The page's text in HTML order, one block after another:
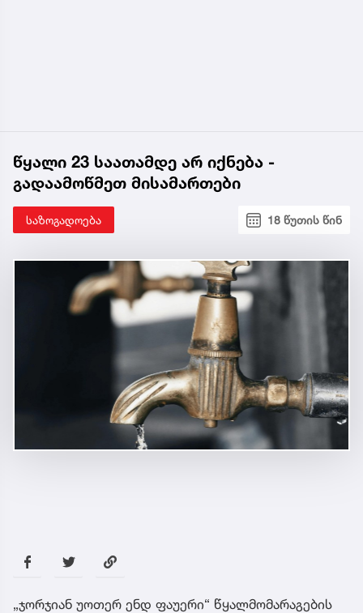
წყალი 23 საათამდე არ იქნება -
გადაამოწმეთ მისამართები
საზოგადოება 18 წუთის წინ
„ჯორჯიან უოთერ ენდ ფაუერი“ წყალმომარაგების